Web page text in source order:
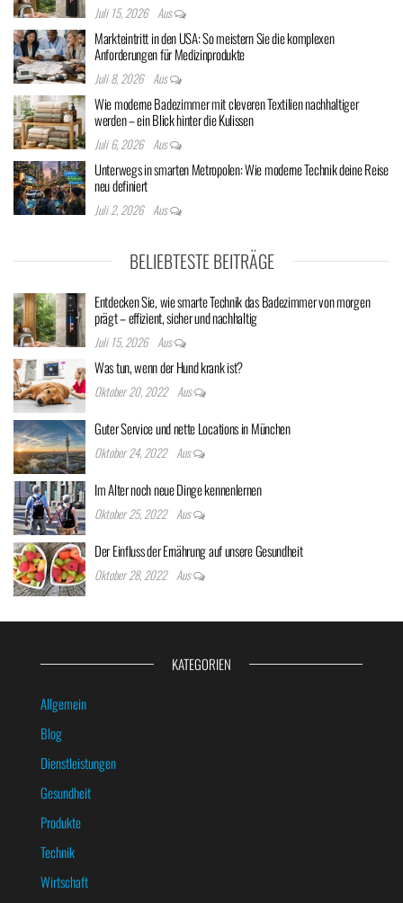
Juli 15, 2026 Aus
Markteintritt in den USA: So meistern Sie die komplexen
Anforderungen für Medizinprodukte
Juli 8, 2026 Aus
Wie moderne Badezimmer mit cleveren Textilien nachhaltiger
werden – ein Blick hinter die Kulissen
Juli 6, 2026 Aus
Unterwegs in smarten Metropolen: Wie moderne Technik deine Reise
neu definiert
Juli 2, 2026 Aus
BELIEBTESTE BEITRÄGE
Entdecken Sie, wie smarte Technik das Badezimmer von morgen
prägt – effizient, sicher und nachhaltig
Juli 15, 2026 Aus
Was tun, wenn der Hund krank ist?
Oktober 20, 2022 Aus
Guter Service und nette Locations in München
Oktober 24, 2022 Aus
Im Alter noch neue Dinge kennenlernen
Oktober 25, 2022 Aus
Der Einfluss der Ernährung auf unsere Gesundheit
Oktober 28, 2022 Aus
KATEGORIEN
Allgemein
Blog
Dienstleistungen
Gesundheit
Produkte
Technik
Wirtschaft